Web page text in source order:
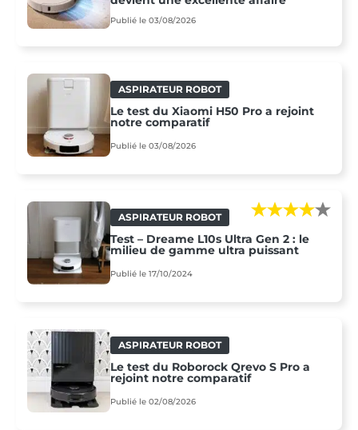
Publié le 03/08/2026
ASPIRATEUR ROBOT
Le test du Xiaomi H50 Pro a rejoint
notre comparatif
Publié le 03/08/2026
ASPIRATEUR ROBOT
Test – Dreame L10s Ultra Gen 2 : le
milieu de gamme ultra puissant
Publié le 17/10/2024
ASPIRATEUR ROBOT
Le test du Roborock Qrevo S Pro a
rejoint notre comparatif
Publié le 02/08/2026